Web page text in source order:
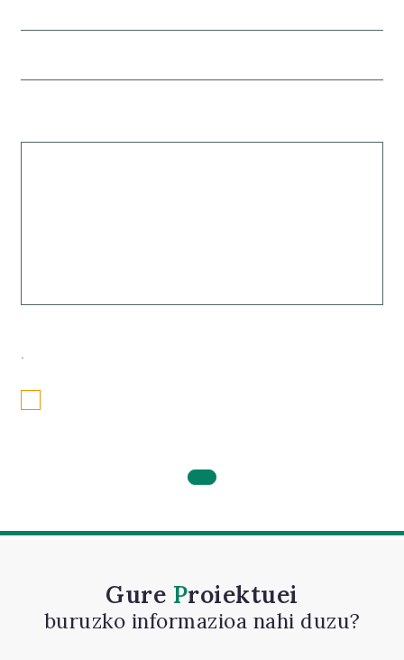
.
Gure Proiektuei
buruzko informazioa nahi duzu?